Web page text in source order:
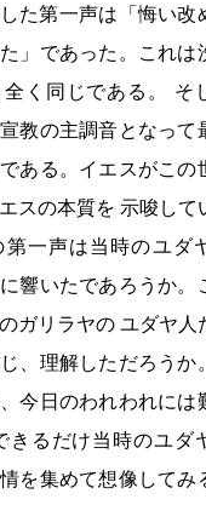
た第一声は「悔い改
」であった。これは
く同じである。 そ
教の主調音となって
ある。イエスがこの
スの本質を 示唆して
第一声は当時のユダ
響いたであろうか。
ガリラヤの ユダヤ人
、理解しただろうか
今日のわれわれには
きるだけ当時のユダ
を集めて想像してみ